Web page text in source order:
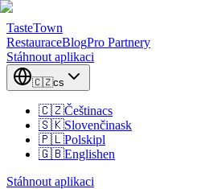
TasteTown
RestauraceBlogPro Partnery
Stáhnout aplikaci
🇨🇿cs
🇨🇿Češtinacs
🇸🇰Slovenčinask
🇵🇱Polskipl
🇬🇧Englishen
Stáhnout aplikaci